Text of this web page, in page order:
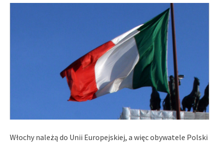
Włochy należą do Unii Europejskiej, a więc obywatele Polski